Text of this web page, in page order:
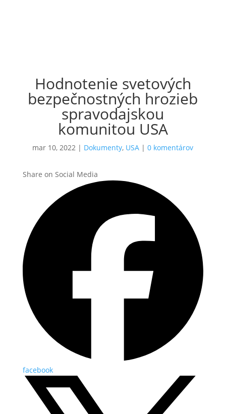
Hodnotenie svetových
bezpečnostných hrozieb
spravodajskou
komunitou USA
mar 10, 2022 | Dokumenty, USA |0 komentárov
Share on Social Media
facebook